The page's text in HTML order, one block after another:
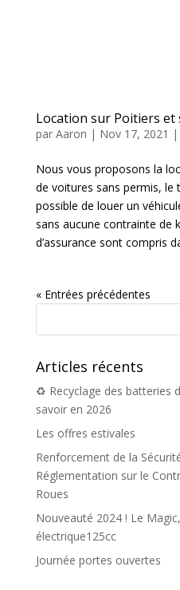
Location sur Poitiers et
par Aaron | Nov 17, 2021 |
Nous vous proposons la
de voitures sans permis, le
possible de louer un
sans aucune contrainte de
d’assurance sont compris
« Entrées précédentes
Articles récents
♻️ Recyclage des batteries
savoir en 2026
Les offres estivales
Renforcement de la
Réglementation sur le
Roues
Nouveauté 2024 ! Le
électrique125cc
Journée portes ouvertes